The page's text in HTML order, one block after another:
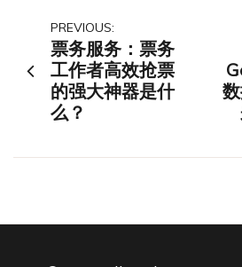
章
PREVIOUS:
票务服务：票务
工作者高效抢票
的强大神器是什
么？